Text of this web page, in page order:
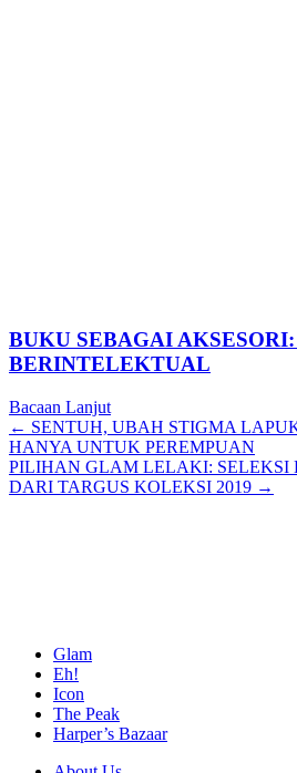
BUKU SEBAGAI
BERINTELEKTUAL
Bacaan Lanjut
Posts
navigation
← SENTUH, UBAH STIGMA
HANYA UNTUK PEREMPUAN
PILIHAN GLAM LELAKI: SELEKSI
DARI TARGUS KOLEKSI 2019 →
Glam
Eh!
Icon
The Peak
Harper’s Bazaar